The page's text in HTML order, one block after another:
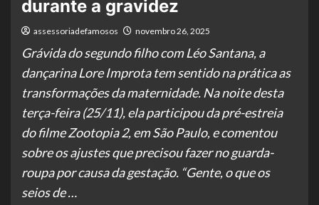
durante a gravidez
assessoriadefamosos novembro 26, 2025
Grávida do segundo filho com Léo Santana, a
dançarina Lore Improta tem sentido na prática as
transformações da maternidade. Na noite desta
terça-feira (25/11), ela participou da pré-estreia
do filme Zootopia 2, em São Paulo, e comentou
sobre os ajustes que precisou fazer no guarda-
roupa por causa da gestação. “Gente, o que os
seios de …